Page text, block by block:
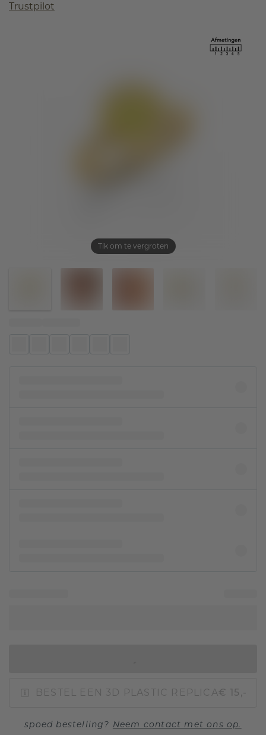
Tik om te vergroten
Trustpilot
BESTEL EEN 3D PLASTIC REPLICA€ 15,-
spoed bestelling? Neem contact met ons op.